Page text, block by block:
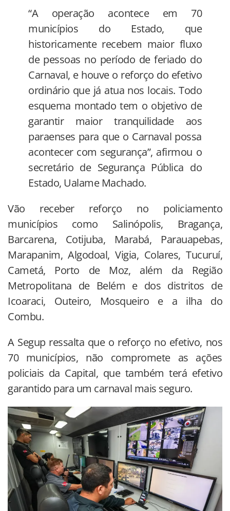
“A operação acontece em 70
municípios do Estado, que
historicamente recebem maior fluxo
de pessoas no período de feriado do
Carnaval, e houve o reforço do efetivo
ordinário que já atua nos locais. Todo
esquema montado tem o objetivo de
garantir maior tranquilidade aos
paraenses para que o Carnaval possa
acontecer com segurança”, afirmou o
secretário de Segurança Pública do
Estado, Ualame Machado.
Vão receber reforço no policiamento
municípios como Salinópolis, Bragança,
Barcarena, Cotijuba, Marabá, Parauapebas,
Marapanim, Algodoal, Vigia, Colares, Tucuruí,
Cametá, Porto de Moz, além da Região
Metropolitana de Belém e dos distritos de
Icoaraci, Outeiro, Mosqueiro e a ilha do
Combu.
A Segup ressalta que o reforço no efetivo, nos
70 municípios, não compromete as ações
policiais da Capital, que também terá efetivo
garantido para um carnaval mais seguro.